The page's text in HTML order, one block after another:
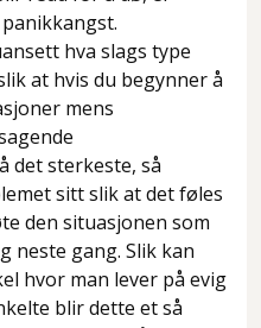
hva slags type
at hvis du begynner å
mens
det sterkeste, så
sitt slik at det føles
den situasjonen som
neste gang. Slik kan
hvor man lever på evig
blir dette et så